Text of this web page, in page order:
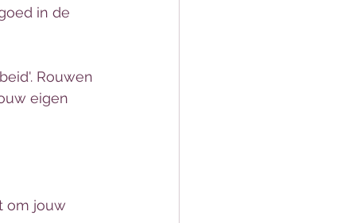
in de
Rouwen
eigen
om jouw